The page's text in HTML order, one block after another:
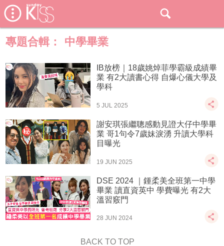
專題合輯： 中學畢業
IB放榜｜18歲姚焯菲學霸級成績畢
業 有2大讀書心得 自爆心儀大學及
學科
5 JUL 2025
謝安琪張繼聰感動見證大仔​​中學畢
業 哥1句令7歲妹淚湧 升讀大學科
目曝光
19 JUN 2025
DSE 2024 ｜鍾柔美全班第一中學
畢業 讀直資英中 學費曝光 有2大
溫習竅門
28 JUN 2024
BACK TO TOP